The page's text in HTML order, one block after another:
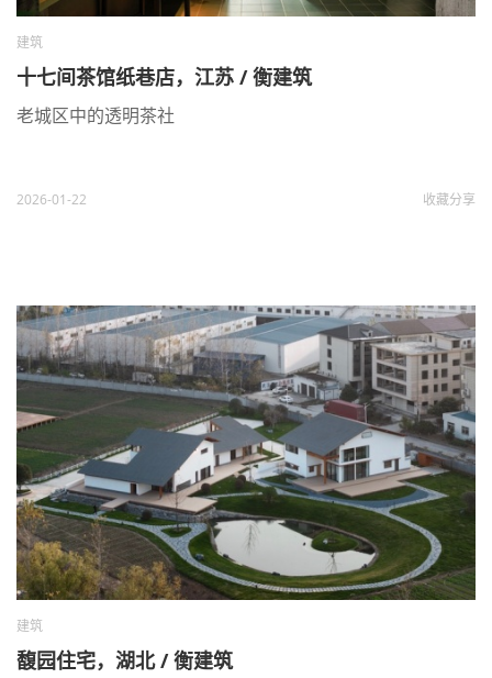
建筑
十七间茶馆纸巷店，江苏 / 衡建筑
老城区中的透明茶社
2026-01-22 收藏分享
建筑
馥园住宅，湖北 / 衡建筑